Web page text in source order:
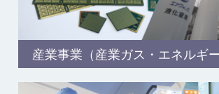
産業事業（産業ガス・エネルギー